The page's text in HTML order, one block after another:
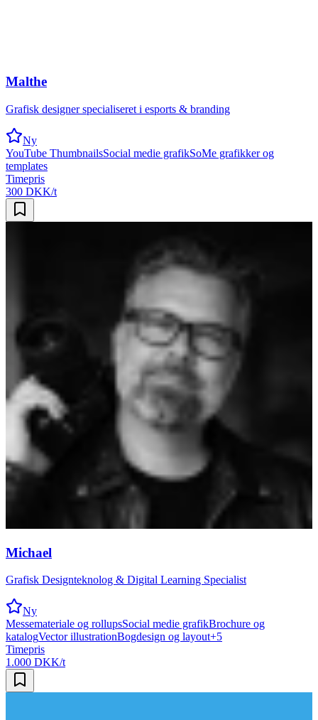
Malthe
Grafisk designer specialiseret i esports & branding
Ny
YouTube ThumbnailsSocial medie grafikSoMe grafikker og
templates
Timepris
300 DKK/t
Michael
Grafisk Designteknolog & Digital Learning Specialist
Ny
Messemateriale og rollupsSocial medie grafikBrochure og
katalogVector illustrationBogdesign og layout+5
Timepris
1.000 DKK/t